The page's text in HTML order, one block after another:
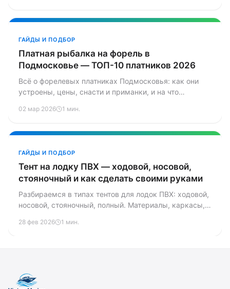
ГАЙДЫ И ПОДБОР
Платная рыбалка на форель в
Подмосковье — ТОП-10 платников 2026
Всё о форелевых платниках Подмосковья: как они
устроены, цены, снасти и приманки, и на что
02 мар 2026 1 мин.
ГАЙДЫ И ПОДБОР
Тент на лодку ПВХ — ходовой, носовой,
стояночный и как сделать своими руками
Разбираемся в типах тентов для лодок ПВХ: ходовой,
носовой, стояночный, полный. Материалы, каркасы,
как сшить ходовой тент самому.
28 фев 2026 1 мин.